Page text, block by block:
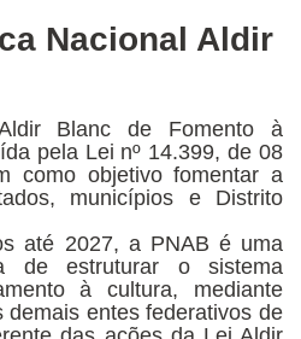
Nacional Aldir
Blanc de Fomento à
pela Lei nº 14.399, de 08
como objetivo fomentar a
municípios e Distrito
até 2027, a PNAB é uma
de estruturar o sistema
à cultura, mediante
demais entes federativos de